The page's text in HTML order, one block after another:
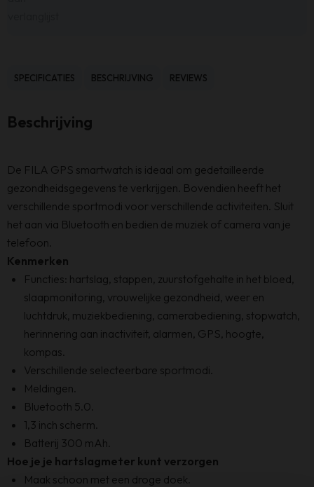
SPECIFICATIES BESCHRIJVING REVIEWS
Beschrijving
De FILA GPS smartwatch is ideaal om gedetailleerde
gezondheidsgegevens te verkrijgen. Bovendien heeft het
verschillende sportmodi voor verschillende activiteiten. Sluit
het aan via Bluetooth en bedien de muziek of camera van je
telefoon.
Kenmerken
Functies: hartslag, stappen, zuurstofgehalte in het bloed,
slaapmonitoring, vrouwelijke gezondheid, weer en
luchtdruk, muziekbediening, camerabediening, stopwatch,
herinnering aan inactiviteit, alarmen, GPS, hoogte,
kompas.
Verschillende selecteerbare sportmodi.
Meldingen.
Bluetooth 5.0.
1,3 inch scherm.
Batterij 300 mAh.
Hoe je je hartslagmeter kunt verzorgen
Maak schoon met een droge doek.